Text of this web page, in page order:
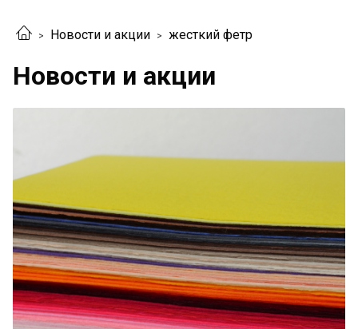
Новости и акции жесткий фетр
Новости и акции